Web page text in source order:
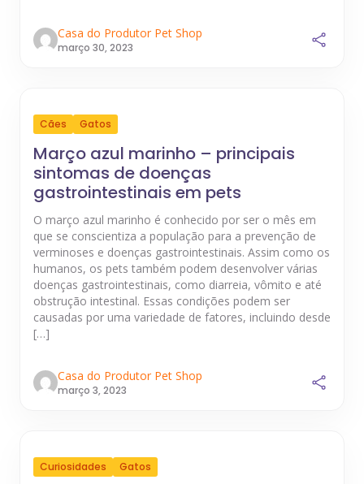
Casa do Produtor Pet Shop
março 30, 2023
Cães Gatos
Março azul marinho – principais
sintomas de doenças
gastrointestinais em pets
O março azul marinho é conhecido por ser o mês em
que se conscientiza a população para a prevenção de
verminoses e doenças gastrointestinais. Assim como os
humanos, os pets também podem desenvolver várias
doenças gastrointestinais, como diarreia, vômito e até
obstrução intestinal. Essas condições podem ser
causadas por uma variedade de fatores, incluindo desde
[…]
Casa do Produtor Pet Shop
março 3, 2023
Curiosidades Gatos